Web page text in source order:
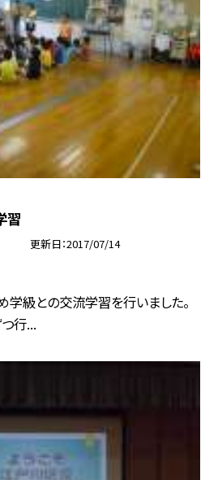
習
更新日 2017/07/14
学級との交流学習を行いました。
行...